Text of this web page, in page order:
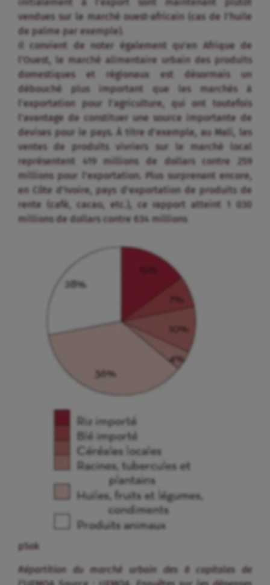
devises pour le pays. À titre d’exemple, au Mali, les
ventes de produits vivriers sur le marché local
représentent 419 millions de dollars contre 259
millions pour l’exportation. Plus surprenant encore,
en Côte d’Ivoire, pays d’exportation de produits de
rente (café, cacao, etc.), ce rapport atteint 1 030
millions de dollars contre 634 millions
Répartition du marché urbain des 8 capitales de
l’UEMOA Source : UEMOA. Enquêtes sur les dépenses
des ménages des capitales de l’UEMOA, 2008
Nourrir les villes, premier enjeu des filières agro-
Dans un contexte de poussée démographique et de
croissance urbaine élevée, les citadins d’Afrique de
l’Ouest constituent un débouché de plus en plus
important pour la production locale. Il ne s’agit pas